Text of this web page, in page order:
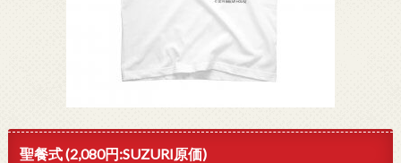
聖餐式 (2,080円:SUZURI原価)